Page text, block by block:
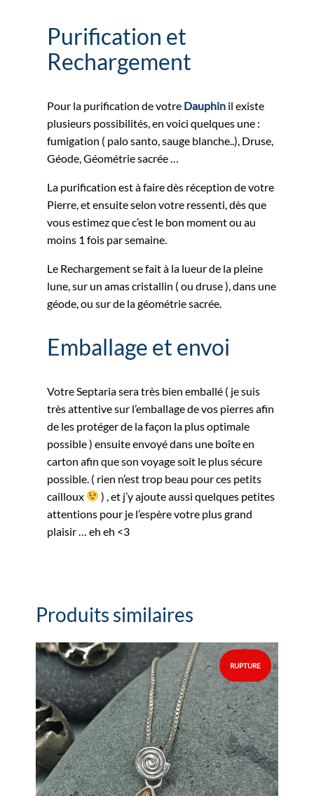
Purification et
Rechargement
Pour la purification de votre Dauphin il existe
plusieurs possibilités, en voici quelques une :
fumigation ( palo santo, sauge blanche..), Druse,
Géode, Géométrie sacrée …
La purification est à faire dès réception de votre
Pierre, et ensuite selon votre ressenti, dès que
vous estimez que c’est le bon moment ou au
moins 1 fois par semaine.
Le Rechargement se fait à la lueur de la pleine
lune, sur un amas cristallin ( ou druse ), dans une
géode, ou sur de la géométrie sacrée.
Emballage et envoi
Votre Septaria sera très bien emballé ( je suis
très attentive sur l’emballage de vos pierres afin
de les protéger de la façon la plus optimale
possible ) ensuite envoyé dans une boîte en
carton afin que son voyage soit le plus sécure
possible. ( rien n’est trop beau pour ces petits
cailloux
) , et j’y ajoute aussi quelques petites
attentions pour je l’espère votre plus grand
plaisir … eh eh <3
Produits similaires